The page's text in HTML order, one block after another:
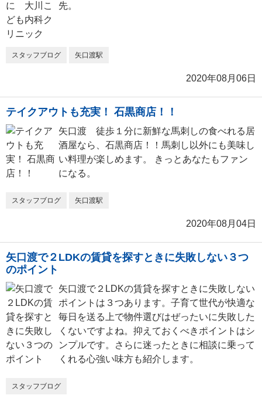
先。
スタッフブログ 矢口渡駅
2020年08月06日
テイクアウトも充実！ 石黒商店！！
矢口渡 徒歩１分に新鮮な馬刺しの食べれる居
酒屋なら、石黒商店！！馬刺し以外にも美味し
い料理が楽しめます。 きっとあなたもファン
になる。
スタッフブログ 矢口渡駅
2020年08月04日
矢口渡で２LDKの賃貸を探すときに失敗しない３つ
のポイント
矢口渡で２LDKの賃貸を探すときに失敗しない
ポイントは３つあります。子育て世代が快適な
毎日を送る上で物件選びはぜったいに失敗した
くないですよね。抑えておくべきポイントはシ
ンプルです。さらに迷ったときに相談に乗って
くれる心強い味方も紹介します。
スタッフブログ